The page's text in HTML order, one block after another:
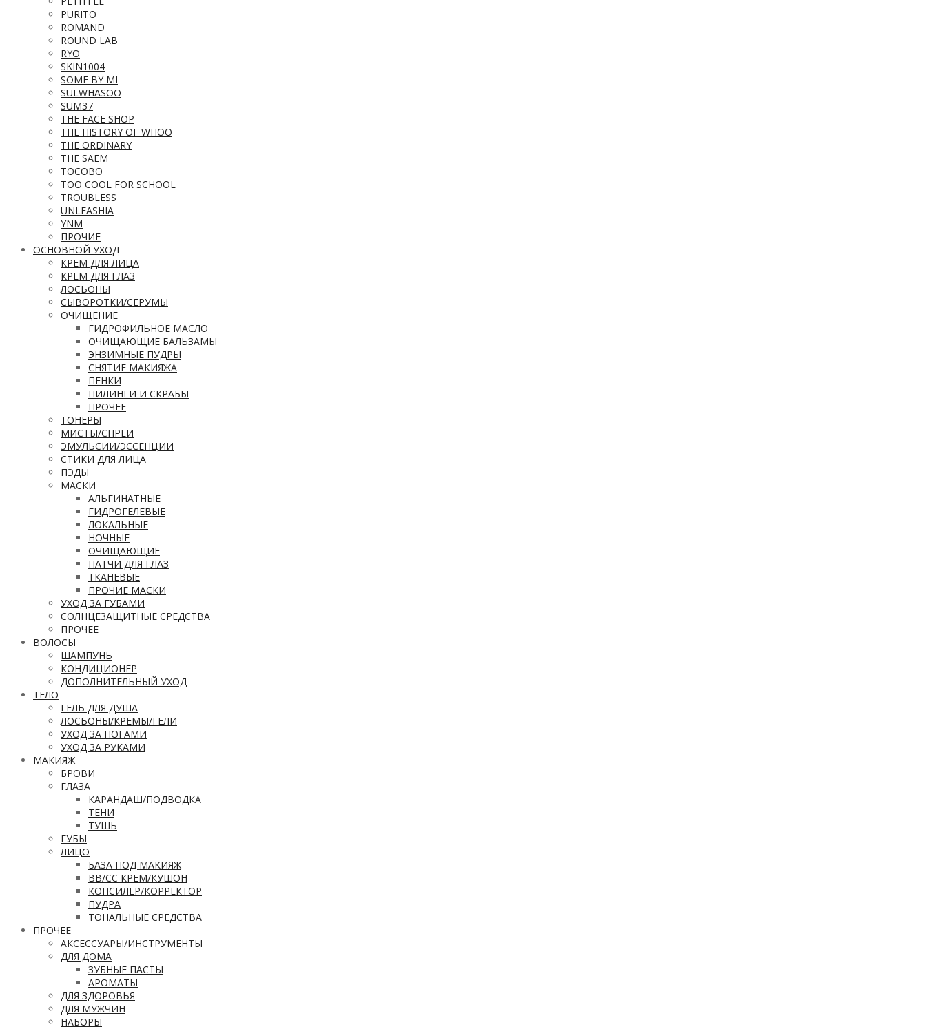
PURITO
ROMAND
ROUND LAB
RYO
SKIN1004
SOME BY MI
SULWHASOO
SUM37
THE FACE SHOP
THE HISTORY OF WHOO
THE ORDINARY
THE SAEM
TOCOBO
TOO COOL FOR SCHOOL
TROUBLESS
UNLEASHIA
YNM
ПРОЧИЕ
ОСНОВНОЙ УХОД
КРЕМ ДЛЯ ЛИЦА
КРЕМ ДЛЯ ГЛАЗ
ЛОСЬОНЫ
СЫВОРОТКИ/СЕРУМЫ
ОЧИЩЕНИЕ
ГИДРОФИЛЬНОЕ МАСЛО
ОЧИЩАЮЩИЕ БАЛЬЗАМЫ
ЭНЗИМНЫЕ ПУДРЫ
СНЯТИЕ МАКИЯЖА
ПЕНКИ
ПИЛИНГИ И СКРАБЫ
ПРОЧЕЕ
ТОНЕРЫ
МИСТЫ/СПРЕИ
ЭМУЛЬСИИ/ЭССЕНЦИИ
СТИКИ ДЛЯ ЛИЦА
ПЭДЫ
МАСКИ
АЛЬГИНАТНЫЕ
ГИДРОГЕЛЕВЫЕ
ЛОКАЛЬНЫЕ
НОЧНЫЕ
ОЧИЩАЮЩИЕ
ПАТЧИ ДЛЯ ГЛАЗ
ТКАНЕВЫЕ
ПРОЧИЕ МАСКИ
УХОД ЗА ГУБАМИ
СОЛНЦЕЗАЩИТНЫЕ СРЕДСТВА
ПРОЧЕЕ
ВОЛОСЫ
ШАМПУНЬ
КОНДИЦИОНЕР
ДОПОЛНИТЕЛЬНЫЙ УХОД
ТЕЛО
ГЕЛЬ ДЛЯ ДУША
ЛОСЬОНЫ/КРЕМЫ/ГЕЛИ
УХОД ЗА НОГАМИ
УХОД ЗА РУКАМИ
МАКИЯЖ
БРОВИ
ГЛАЗА
КАРАНДАШ/ПОДВОДКА
ТЕНИ
ТУШЬ
ГУБЫ
ЛИЦО
БАЗА ПОД МАКИЯЖ
ВВ/CC КРЕМ/КУШОН
КОНСИЛЕР/КОРРЕКТОР
ПУДРА
ТОНАЛЬНЫЕ СРЕДСТВА
ПРОЧЕЕ
АКСЕССУАРЫ/ИНСТРУМЕНТЫ
ДЛЯ ДОМА
ЗУБНЫЕ ПАСТЫ
АРОМАТЫ
ДЛЯ ЗДОРОВЬЯ
ДЛЯ МУЖЧИН
НАБОРЫ